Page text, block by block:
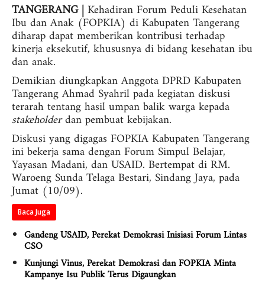
TANGERANG | Kehadiran Forum Peduli Kesehatan
Ibu dan Anak (FOPKIA) di Kabupaten Tangerang
diharap dapat memberikan kontribusi terhadap
kinerja eksekutif, khususnya di bidang kesehatan ibu
dan anak.
Demikian diungkapkan Anggota DPRD Kabupaten
Tangerang Ahmad Syahril pada kegiatan diskusi
terarah tentang hasil umpan balik warga kepada
stakeholderdan pembuat kebijakan.
Diskusi yang digagas FOPKIA Kabupaten Tangerang
ini bekerja sama dengan Forum Simpul Belajar,
Yayasan Madani, dan USAID. Bertempat di RM.
Waroeng Sunda Telaga Bestari, Sindang Jaya, pada
Jumat (10/09).
Baca Juga
Gandeng USAID, Perekat Demokrasi Inisiasi Forum Lintas
CSO
Kunjungi Vinus, Perekat Demokrasi dan FOPKIA Minta
Kampanye Isu Publik Terus Digaungkan